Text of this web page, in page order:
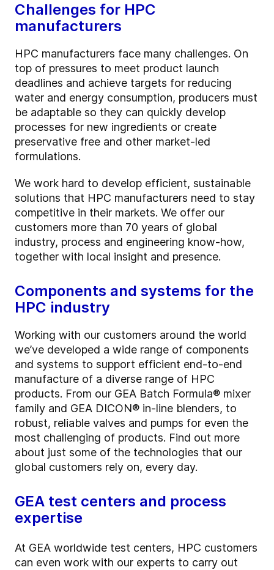
Challenges for HPC
manufacturers
HPC manufacturers face many challenges. On
top of pressures to meet product launch
deadlines and achieve targets for reducing
water and energy consumption, producers must
be adaptable so they can quickly develop
processes for new ingredients or create
preservative free and other market-led
formulations.
We work hard to develop efficient, sustainable
solutions that HPC manufacturers need to stay
competitive in their markets. We offer our
customers more than 70 years of global
industry, process and engineering know-how,
together with local insight and presence.
Components and systems for the
HPC industry
Working with our customers around the world
we’ve developed a wide range of components
and systems to support efficient end-to-end
manufacture of a diverse range of HPC
products. From our GEA Batch Formula® mixer
family and GEA DICON® in-line blenders, to
robust, reliable valves and pumps for even the
most challenging of products. Find out more
about just some of the technologies that our
global customers rely on, every day.
GEA test centers and process
expertise
At GEA worldwide test centers, HPC customers
can even work with our experts to carry out